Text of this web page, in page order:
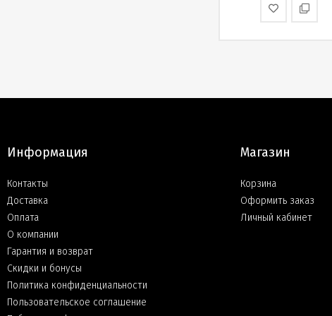
Информация
Контакты
Доставка
Оплата
О компании
Гарантия и возврат
Скидки и бонусы
Политика конфиденциальности
Пользовательское соглашение
Магазин
Корзина
Оформить заказ
Личный кабинет